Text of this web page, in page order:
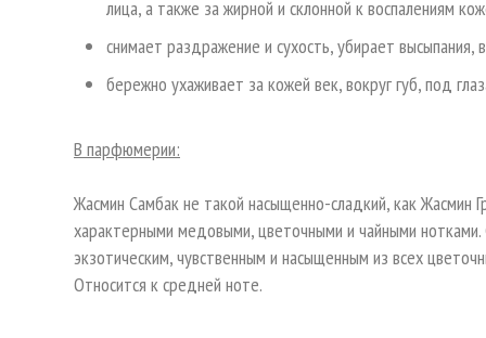
лица, а также за жирной и склонной к воспалениям
снимает раздражение и сухость, убирает высыпания,
бережно ухаживает за кожей век, вокруг губ, под
В парфюмерии:
Жасмин Самбак не такой насыщенно-сладкий, как
характерными медовыми, цветочными и чайными
экзотическим, чувственным и насыщенным из всех
Относится к средней ноте.